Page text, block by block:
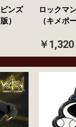
ンズ
）
ロックマ
（キメポ
￥1,320